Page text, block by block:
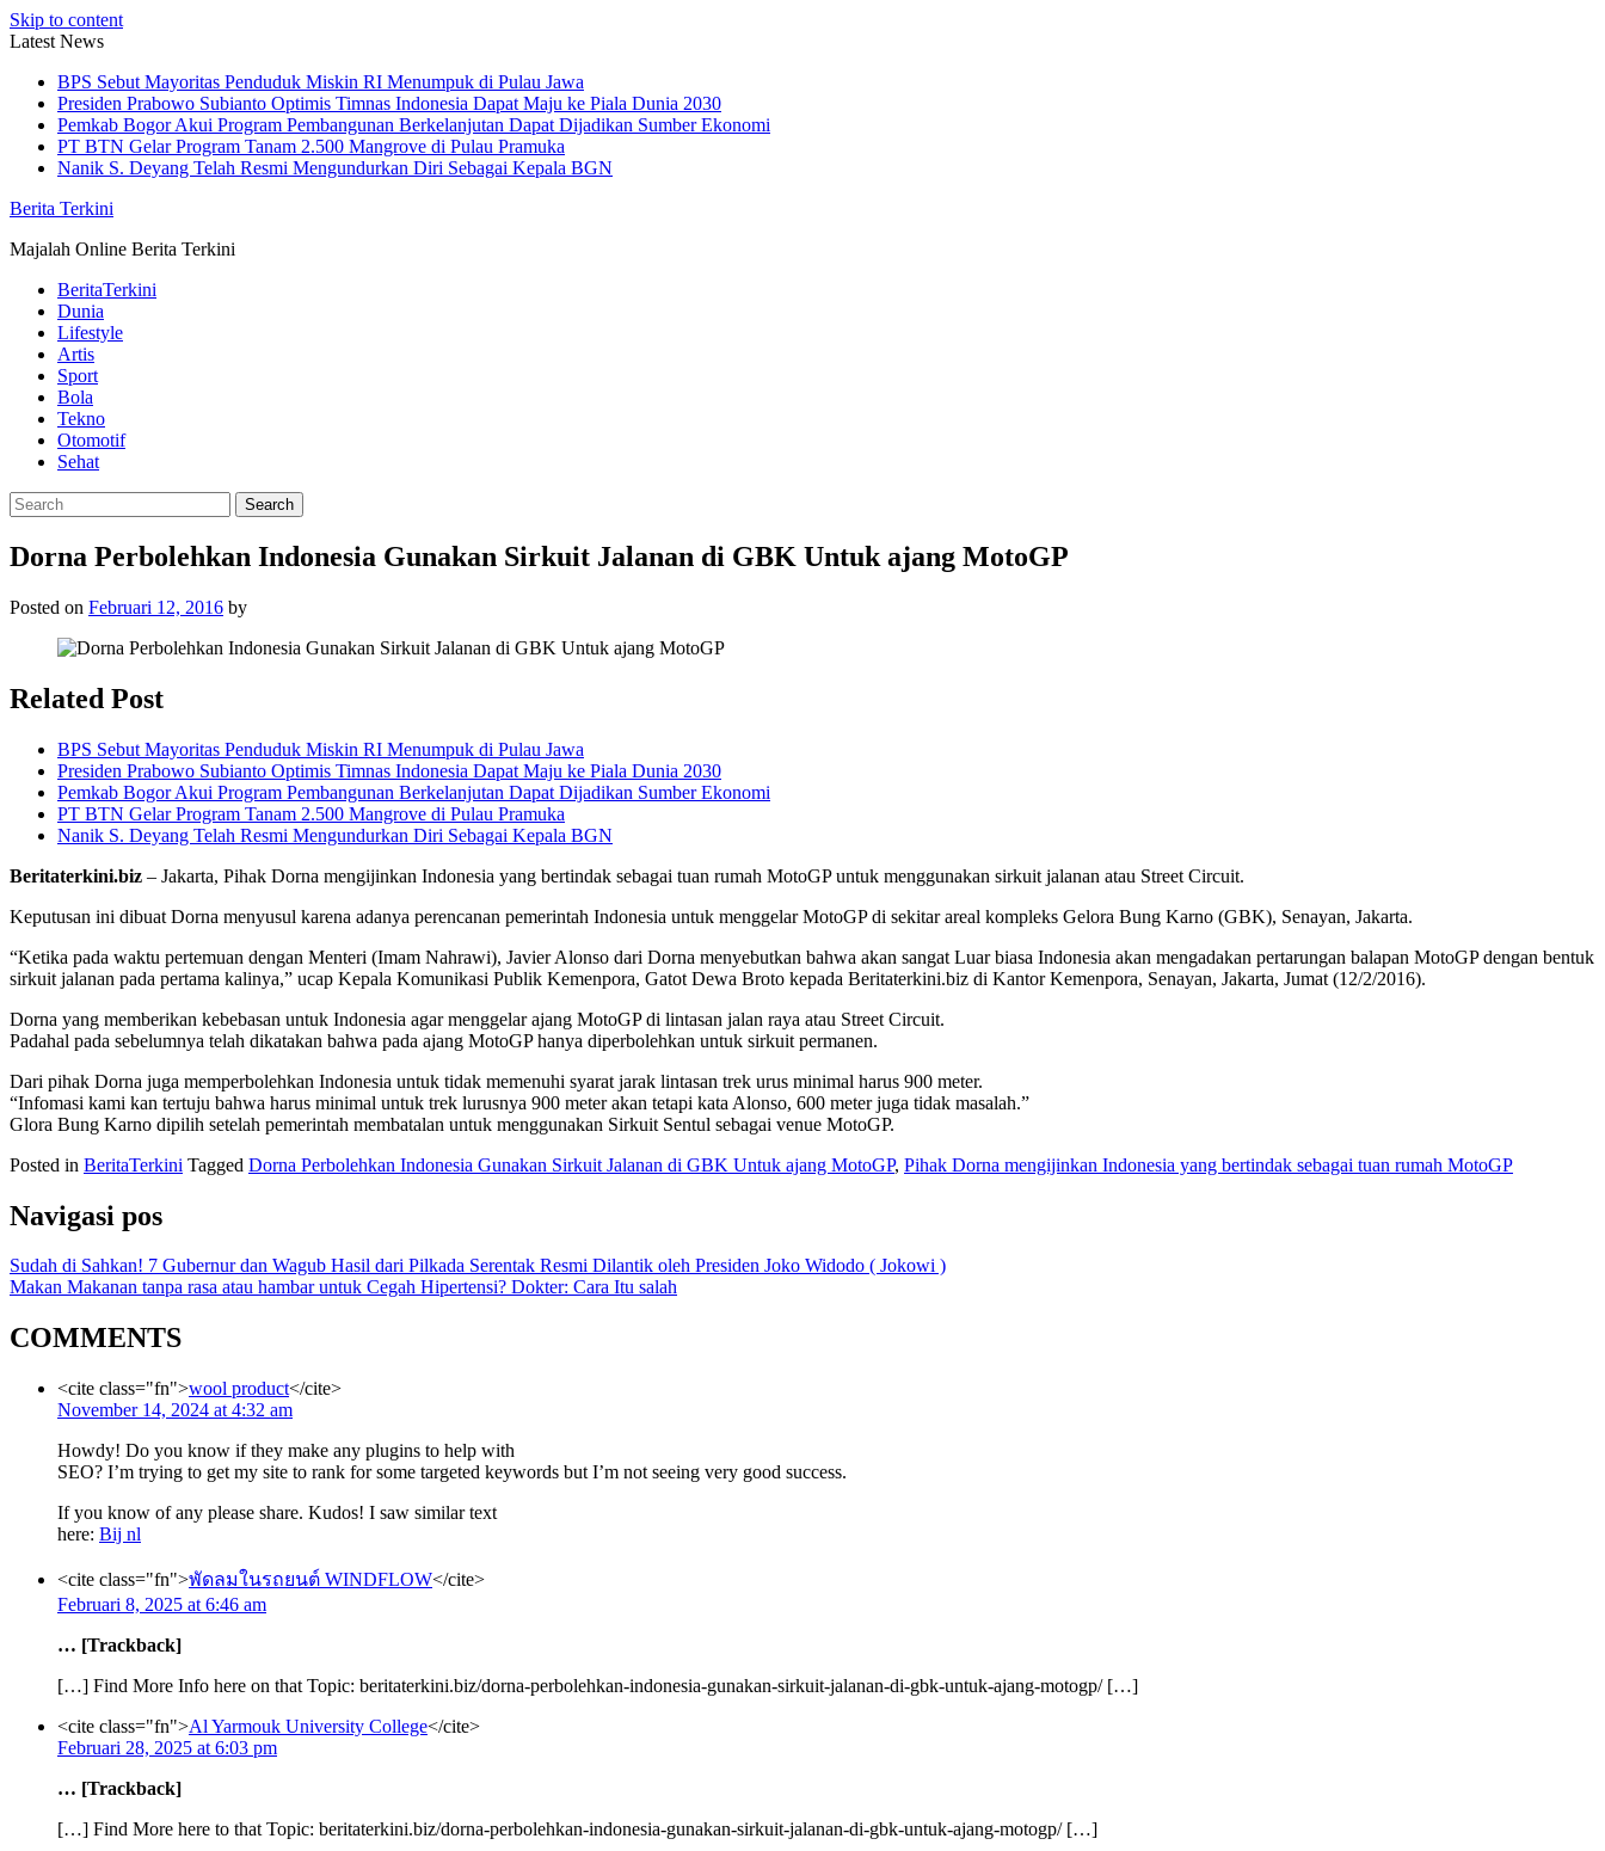
Skip to content
Latest News
BPS Sebut Mayoritas Penduduk Miskin RI Menumpuk di Pulau Jawa
Presiden Prabowo Subianto Optimis Timnas Indonesia Dapat Maju ke Piala Dunia 2030
Pemkab Bogor Akui Program Pembangunan Berkelanjutan Dapat Dijadikan Sumber Ekonomi
PT BTN Gelar Program Tanam 2.500 Mangrove di Pulau Pramuka
Nanik S. Deyang Telah Resmi Mengundurkan Diri Sebagai Kepala BGN
Berita Terkini
Majalah Online Berita Terkini
BeritaTerkini
Dunia
Lifestyle
Artis
Sport
Bola
Tekno
Otomotif
Sehat
Dorna Perbolehkan Indonesia Gunakan Sirkuit Jalanan di GBK Untuk ajang MotoGP
Posted on Februari 12, 2016 by
Related Post
BPS Sebut Mayoritas Penduduk Miskin RI Menumpuk di Pulau Jawa
Presiden Prabowo Subianto Optimis Timnas Indonesia Dapat Maju ke Piala Dunia 2030
Pemkab Bogor Akui Program Pembangunan Berkelanjutan Dapat Dijadikan Sumber Ekonomi
PT BTN Gelar Program Tanam 2.500 Mangrove di Pulau Pramuka
Nanik S. Deyang Telah Resmi Mengundurkan Diri Sebagai Kepala BGN
Beritaterkini.biz – Jakarta, Pihak Dorna mengijinkan Indonesia yang bertindak sebagai tuan rumah MotoGP untuk menggunakan sirkuit jalanan atau Street Circuit.
Keputusan ini dibuat Dorna menyusul karena adanya perencanan pemerintah Indonesia untuk menggelar MotoGP di sekitar areal kompleks Gelora Bung Karno (GBK), Senayan, Jakarta.
“Ketika pada waktu pertemuan dengan Menteri (Imam Nahrawi), Javier Alonso dari Dorna menyebutkan bahwa akan sangat Luar biasa Indonesia akan mengadakan pertarungan balapan MotoGP dengan bentuk
sirkuit jalanan pada pertama kalinya,” ucap Kepala Komunikasi Publik Kemenpora, Gatot Dewa Broto kepada Beritaterkini.biz di Kantor Kemenpora, Senayan, Jakarta, Jumat (12/2/2016).
Dorna yang memberikan kebebasan untuk Indonesia agar menggelar ajang MotoGP di lintasan jalan raya atau Street Circuit.
Padahal pada sebelumnya telah dikatakan bahwa pada ajang MotoGP hanya diperbolehkan untuk sirkuit permanen.
Dari pihak Dorna juga memperbolehkan Indonesia untuk tidak memenuhi syarat jarak lintasan trek urus minimal harus 900 meter.
“Infomasi kami kan tertuju bahwa harus minimal untuk trek lurusnya 900 meter akan tetapi kata Alonso, 600 meter juga tidak masalah.”
Glora Bung Karno dipilih setelah pemerintah membatalan untuk menggunakan Sirkuit Sentul sebagai venue MotoGP.
Posted in BeritaTerkini Tagged Dorna Perbolehkan Indonesia Gunakan Sirkuit Jalanan di GBK Untuk ajang MotoGP, Pihak Dorna mengijinkan Indonesia yang bertindak sebagai tuan rumah MotoGP
Navigasi pos
Sudah di Sahkan! 7 Gubernur dan Wagub Hasil dari Pilkada Serentak Resmi Dilantik oleh Presiden Joko Widodo ( Jokowi )
Makan Makanan tanpa rasa atau hambar untuk Cegah Hipertensi? Dokter: Cara Itu salah
COMMENTS
<cite class="fn">wool product</cite>
November 14, 2024 at 4:32 am
Howdy! Do you know if they make any plugins to help with
SEO? I’m trying to get my site to rank for some targeted keywords but I’m not seeing very good success.
If you know of any please share. Kudos! I saw similar text
here: Bij nl
<cite class="fn">พัดลมในรถยนต์ WINDFLOW</cite>
Februari 8, 2025 at 6:46 am
… [Trackback]
[…] Find More Info here on that Topic: beritaterkini.biz/dorna-perbolehkan-indonesia-gunakan-sirkuit-jalanan-di-gbk-untuk-ajang-motogp/ […]
<cite class="fn">Al Yarmouk University College</cite>
Februari 28, 2025 at 6:03 pm
… [Trackback]
[…] Find More here to that Topic: beritaterkini.biz/dorna-perbolehkan-indonesia-gunakan-sirkuit-jalanan-di-gbk-untuk-ajang-motogp/ […]